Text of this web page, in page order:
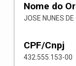
Nome do
JOSE NUNES
CPF/Cnpj
432.555.153-00